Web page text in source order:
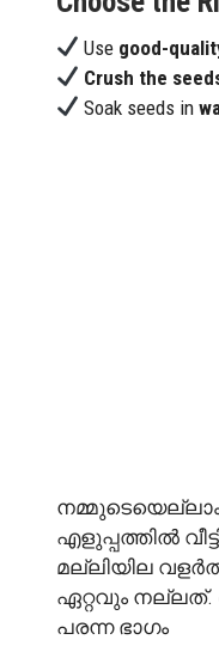
Use good-
Crush the
Soak seeds in
എളുപ്പത്തിൽ
മല്ലിയില
ഏറ്റവും
പരന്ന ഭാഗം